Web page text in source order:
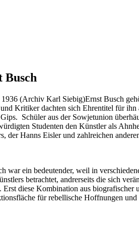
Busch
Ernst Busch
Kritiker dachten sich Ehrentitel für
Schüler aus der Sowjetunion
Studenten den Künstler als
der Hanns Eisler und zahlreichen
war ein bedeutender, weil in
betrachtet, andrerseits die sich
diese Kombination aus
für rebellische Hoffnungen